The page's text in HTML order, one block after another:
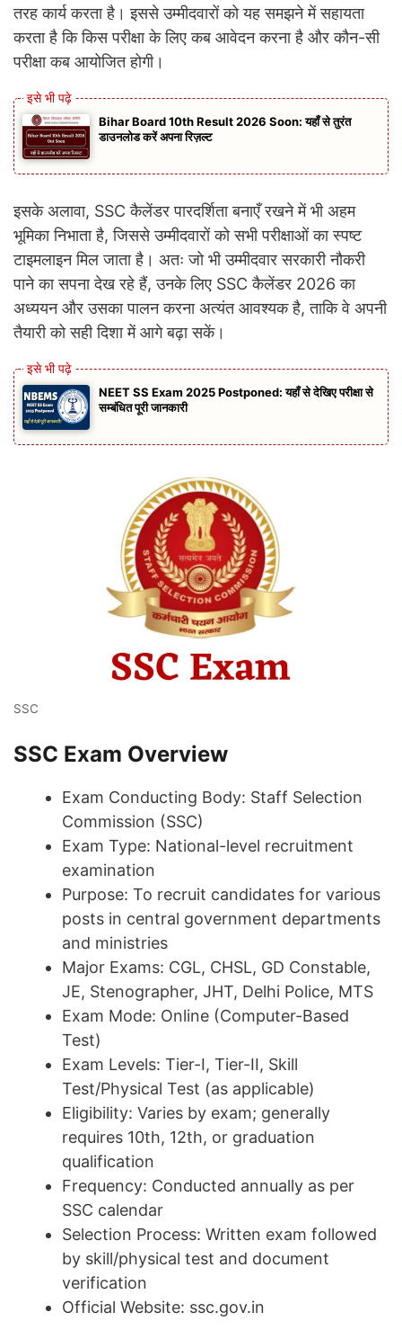
तरह कार्य करता है। इससे उम्मीदवारों को यह समझने में सहायता
करता है कि किस परीक्षा के लिए कब आवेदन करना है और कौन-सी
परीक्षा कब आयोजित होगी।
Bihar Board 10th Result 2026 Soon: यहाँ से तुरंत
डाउनलोड करें अपना रिज़ल्ट
इसके अलावा, SSC कैलेंडर पारदर्शिता बनाएँ रखने में भी अहम
भूमिका निभाता है, जिससे उम्मीदवारों को सभी परीक्षाओं का स्पष्ट
टाइमलाइन मिल जाता है। अतः जो भी उम्मीदवार सरकारी नौकरी
पाने का सपना देख रहे हैं, उनके लिए SSC कैलेंडर 2026 का
अध्ययन और उसका पालन करना अत्यंत आवश्यक है, ताकि वे अपनी
तैयारी को सही दिशा में आगे बढ़ा सकें।
NEET SS Exam 2025 Postponed: यहाँ से देखिए परीक्षा से
सम्बंधित पूरी जानकारी
SSC
SSC Exam Overview
Exam Conducting Body: Staff Selection
Commission (SSC)
Exam Type: National-level recruitment
examination
Purpose: To recruit candidates for various
posts in central government departments
and ministries
Major Exams: CGL, CHSL, GD Constable,
JE, Stenographer, JHT, Delhi Police, MTS
Exam Mode: Online (Computer-Based
Test)
Exam Levels: Tier-I, Tier-II, Skill
Test/Physical Test (as applicable)
Eligibility: Varies by exam; generally
requires 10th, 12th, or graduation
qualification
Frequency: Conducted annually as per
SSC calendar
Selection Process: Written exam followed
by skill/physical test and document
verification
Official Website: ssc.gov.in